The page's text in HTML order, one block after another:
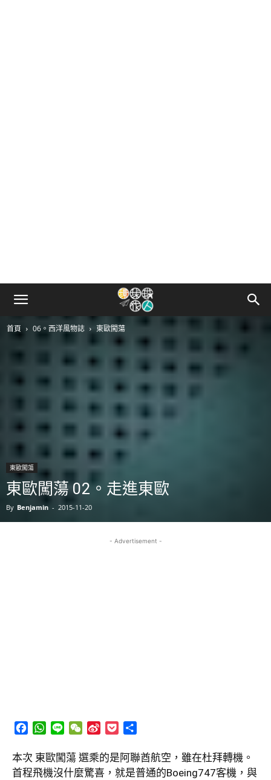
首頁 06。西洋風物誌 東歐闖蕩
東歐闖蕩
東歐闖蕩 02。走進東歐
By Benjamin - 2015-11-20
- Advertisement -
Facebook
WhatsApp
Line WeChat
Sina
Pocket
本次 東歐闖蕩 選乘的是阿聯酋航空，雖在杜拜轉機。
首程飛機沒什麼驚喜，就是普通的Boeing747客機，與